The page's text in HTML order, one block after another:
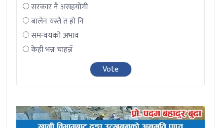
सरकार नै असहयोगी
बालेन यस्तै त हो नि
समन्वयको अभाव
केही भन्न चाहन्नँ